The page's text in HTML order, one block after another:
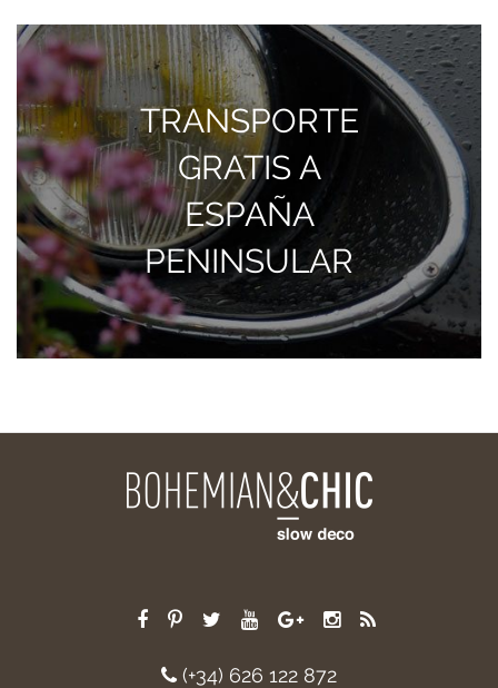
TRANSPORTE
GRATIS A
ESPAÑA
PENINSULAR
(+34) 626 122 872